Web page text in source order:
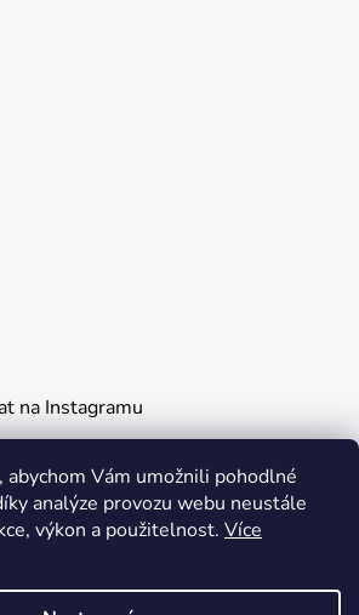
abychom Vám umožnili pohodlné
analýze provozu webu neustále
výkon a použitelnost. Více
na Instagramu